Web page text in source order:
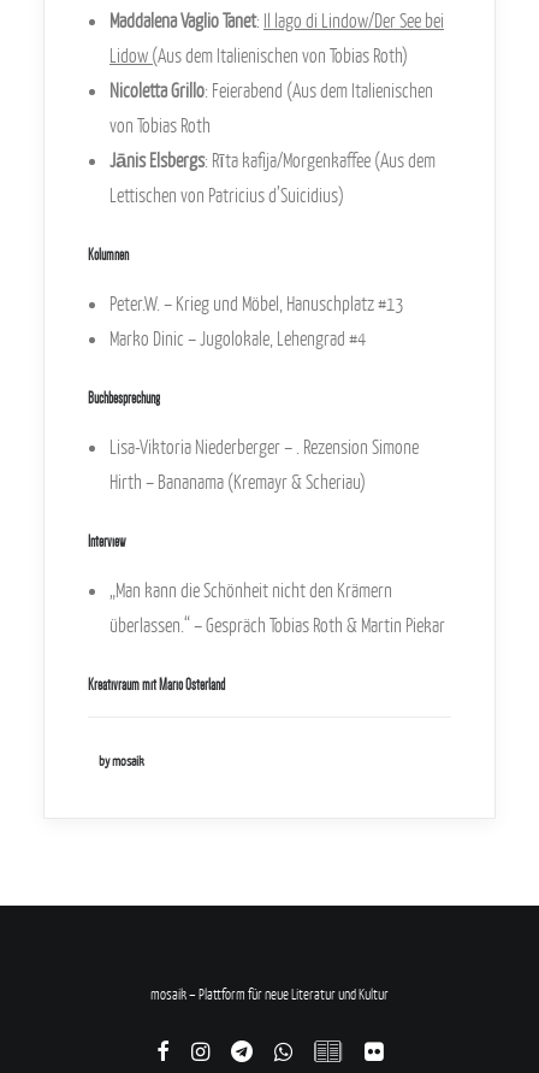
Maddalena Vaglio Tanet: Il lago di Lindow/Der See bei
Lidow (Aus dem Italienischen von Tobias Roth)
Nicoletta Grillo: Feierabend (Aus dem Italienischen
von Tobias Roth
Jānis Elsbergs: Rīta kafija/Morgenkaffee (Aus dem
Lettischen von Patricius d’Suicidius)
Kolumnen
Peter.W. – Krieg und Möbel, Hanuschplatz #13
Marko Dinic – Jugolokale, Lehengrad #4
Buchbesprechung
Lisa-Viktoria Niederberger – . Rezension Simone
Hirth – Bananama (Kremayr & Scheriau)
Interview
„Man kann die Schönheit nicht den Krämern
überlassen.“ – Gespräch Tobias Roth & Martin Piekar
Kreativraum mit Mario Osterland
by mosaik
mosaik – Plattform für neue Literatur und Kultur